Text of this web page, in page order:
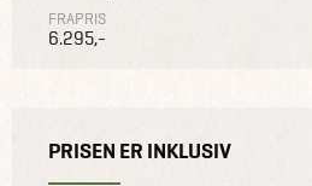
FRAPRIS
6.295,-
PRISEN ER INKLUSIV